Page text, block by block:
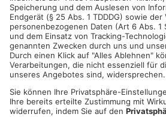
So wird beim Wechsel des Seils ein
Herabfallen verhindert. Die
steht auch bei dem spektakulären
jederzeit an erster Stelle. In den
warten auf die Monteure als weitere
Herausforderungen die Querungen der
ICE-Trasse der Deutschen Bahn. Für
Leiterseils und die Modernisierung der
Energieinfrastruktur im Raum
Bayernwerk Netz knapp eine halbe